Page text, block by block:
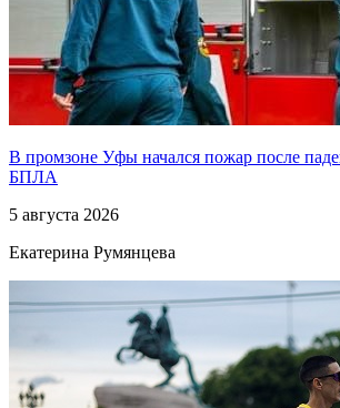
В промзоне Уфы начался пожар после
БПЛА
5 августа 2026
Екатерина Румянцева